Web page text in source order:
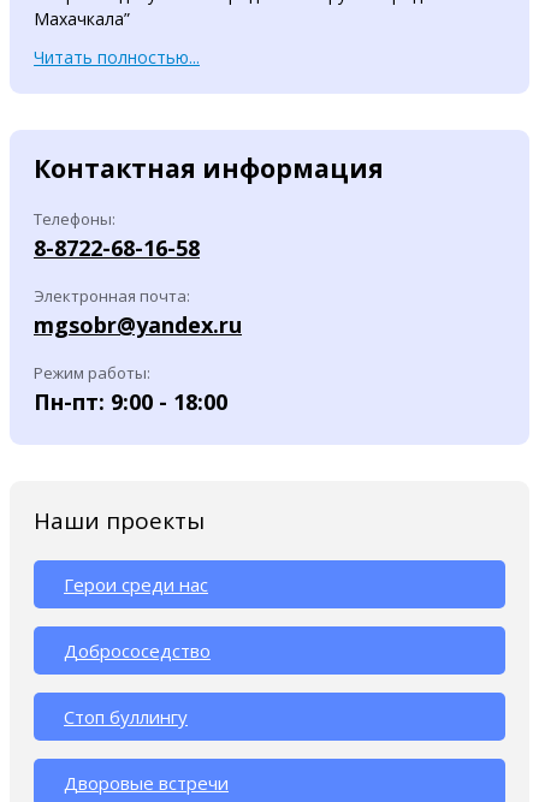
Махачкала”
Читать полностью...
Контактная информация
Телефоны:
8-8722-68-16-58
Электронная почта:
mgsobr@yandex.ru
Режим работы:
Пн-пт: 9:00 - 18:00
Наши проекты
Герои среди нас
Добрососедство
Стоп буллингу
Дворовые встречи